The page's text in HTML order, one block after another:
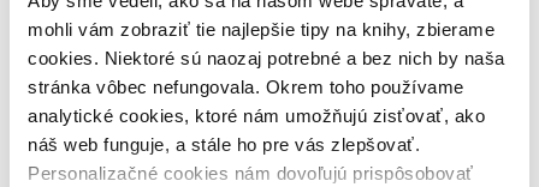
mohli vám zobraziť tie najlepšie tipy na knihy, zbierame
cookies. Niektoré sú naozaj potrebné a bez nich by naša
stránka vôbec nefungovala. Okrem toho používame
analytické cookies, ktoré nám umožňujú zisťovať, ako
náš web funguje, a stále ho pre vás zlepšovať.
Personalizačné cookies nám dovoľujú prispôsobovať
Prečítate na:
Pocketbook
s podporovanou aplikáciou
Počítač s podporovanou aplikáciou
Neprečítate na: